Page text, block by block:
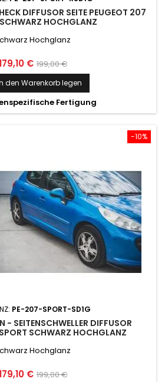
DIFFUSOR SEITE PEUGEOT 207
HOCHGLANZ
Hochglanz
€ Normaler
Preis
199,00 €
den Warenkorb legen
Fertigung
-10%
PE-207-SPORT-SD1G
- SEITENSCHWELLER DIFFUSOR
SCHWARZ HOCHGLANZ
Hochglanz
€ Normaler
199,00 €